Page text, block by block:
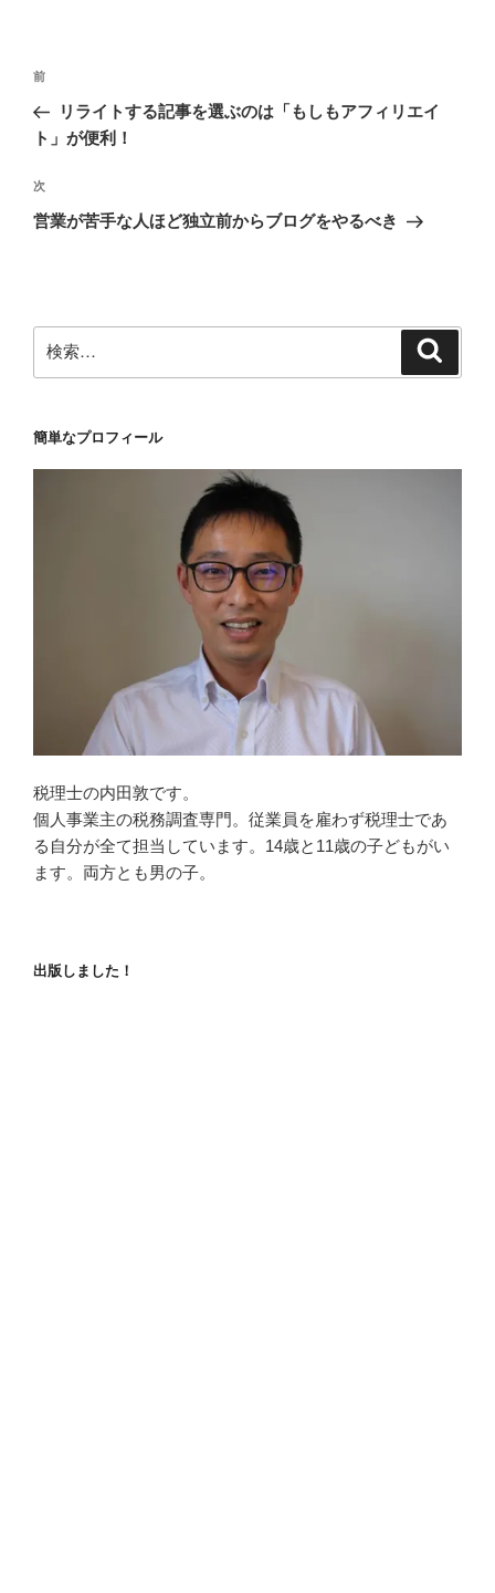
投
ナ
ゲ
ー
前
の
投
前
リライトする記事を選ぶのは「もしもアフィリエイ
ト」が便利！
次
の
次
営業が苦手な人ほど独立前からブログをやるべき
索:
簡単なプロフィール
税理士の内田敦です。
個人事業主の税務調査専門。従業員を雇わず税理士であ
る自分が全て担当しています。14歳と11歳の子どもがい
ます。両方とも男の子。
出版しました！